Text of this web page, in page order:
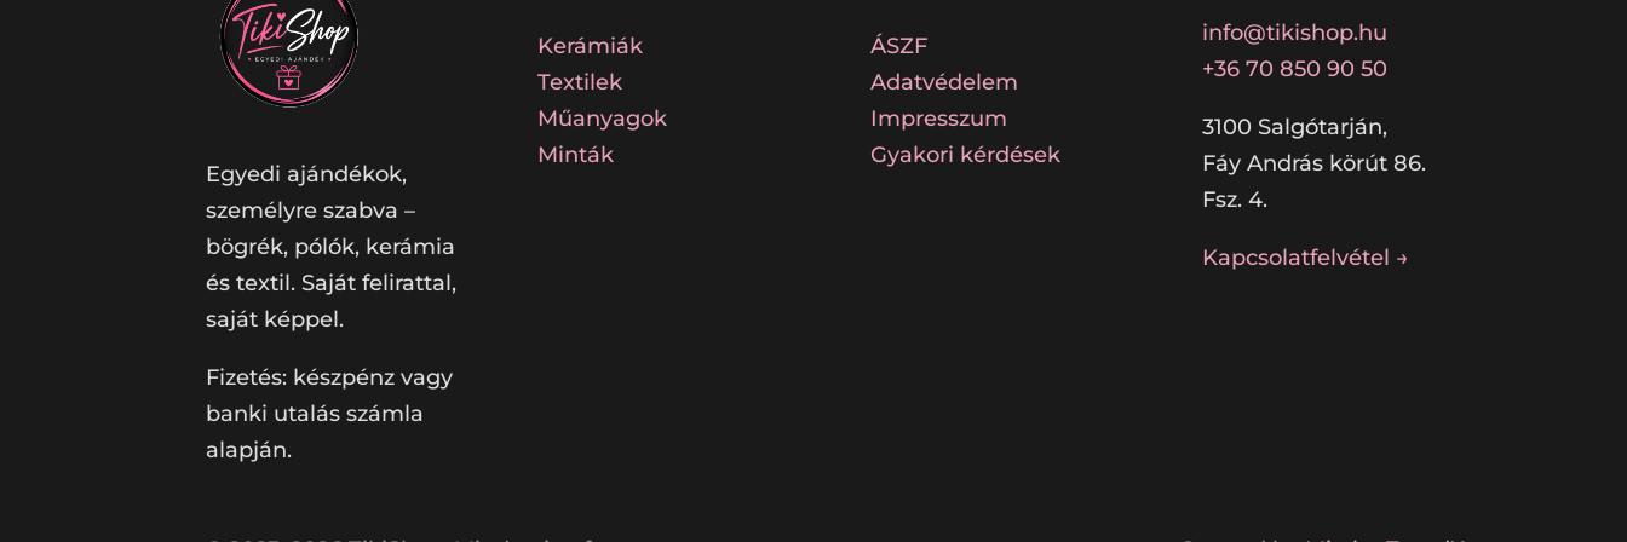
Egyedi ajándékok,
személyre szabva –
bögrék, pólók, kerámia
és textil. Saját felirattal,
saját képpel.
Fizetés: készpénz vagy
banki utalás számla
alapján.
Kerámiák
Textilek
Műanyagok
Minták
ÁSZF
Adatvédelem
Impresszum
Gyakori kérdések
info@tikishop.hu
+36 70 850 90 50
3100 Salgótarján,
Fáy András körút 86.
Fsz. 4.
Kapcsolatfelvétel →